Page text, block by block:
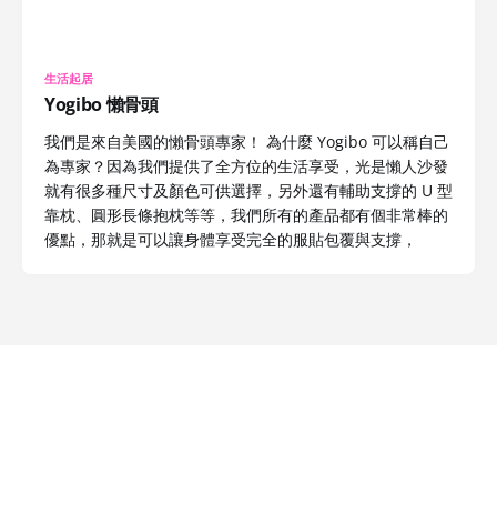
生活起居
Yogibo 懶骨頭
我們是來自美國的懶骨頭專家！ 為什麼 Yogibo 可以稱自己
為專家？因為我們提供了全方位的生活享受，光是懶人沙發
就有很多種尺寸及顏色可供選擇，另外還有輔助支撐的 U 型
靠枕、圓形長條抱枕等等，我們所有的產品都有個非常棒的
優點，那就是可以讓身體享受完全的服貼包覆與支撐，